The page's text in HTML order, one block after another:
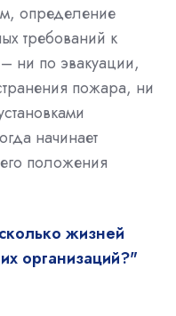
определение
требований к
ни по эвакуации,
пожара, ни
начинает
положения
жизней
организаций?"